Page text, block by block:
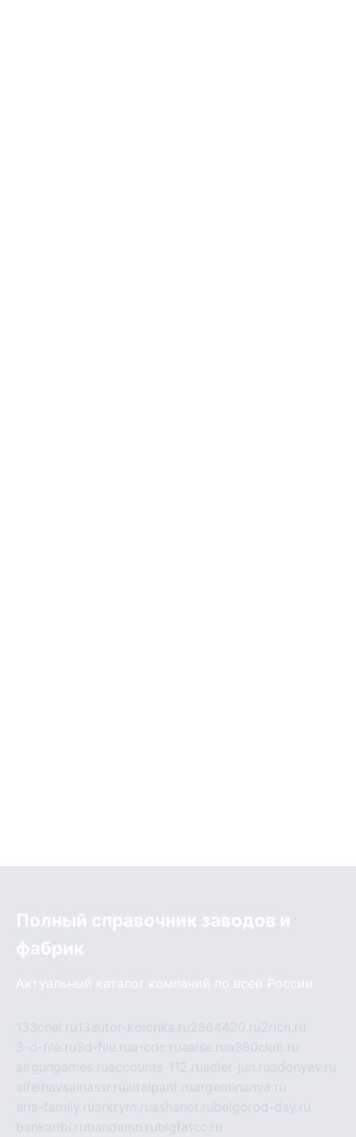
Полный справочник заводов и
фабрик
Актуальный каталог компаний по всей России
133chel.ru13autor-kolonka.ru2864420.ru2rich.ru
3-d-file.ru3d-file.rua-cdc.ruaalse.rua380club.ru
airgungames.ruaccounts-112.ruadler-jun.ruadonyev.ru
alfeihavsalnassr.rualtaipant.ruargentinamia.ru
aria-family.ruarkrym.ruashanet.rubelgorod-day.ru
bankaribi.rubandamn.rubigfatcc.ru